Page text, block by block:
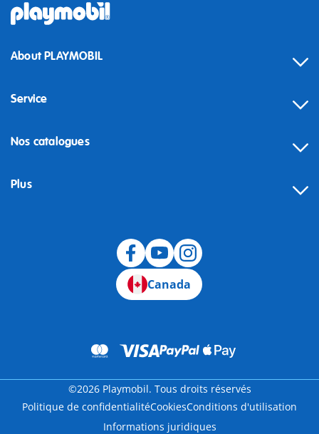
About PLAYMOBIL
Service
Nos catalogues
Plus
Canada
©2026 Playmobil. Tous droits réservés
Politique de confidentialitéCookiesConditions d'utilisation
Informations juridiques